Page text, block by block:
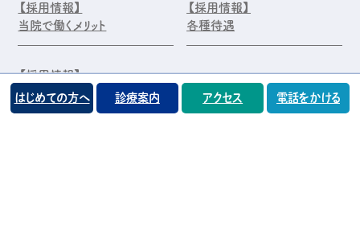
【採用情報】
当院で働くメリット
【採用情報】
各種待遇
【採用情報】
エントリー・お問合せ
はじめての方へ 診療案内 アクセス 電話をかける